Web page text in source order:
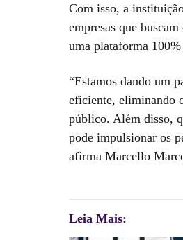
Com isso, a
empresas que
uma plataforma
“Estamos dando um
eficiente, eliminando
público. Além disso,
pode impulsionar os
afirma Marcello
Leia Mais: